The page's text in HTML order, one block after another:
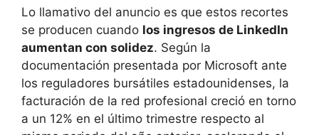
Lo llamativo del anuncio es que estos recortes
se producen cuando los ingresos de LinkedIn
aumentan con solidez. Según la
documentación presentada por Microsoft ante
los reguladores bursátiles estadounidenses, la
facturación de la red profesional creció en torno
a un 12% en el último trimestre respecto al